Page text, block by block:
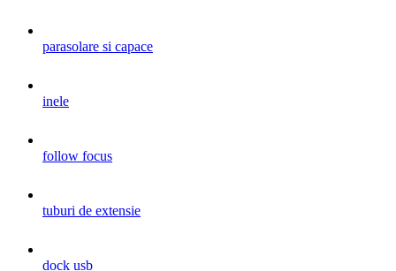
parasolare si capace
inele
follow focus
tuburi de extensie
dock usb